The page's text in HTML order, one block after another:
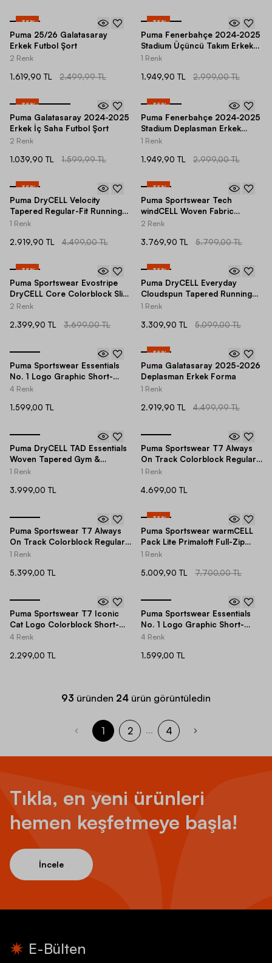
-35%
Puma 25/26 Galatasaray
Erkek Futbol Şort
2 Renk
1.619,90 TL 2.499,99 TL
-35%
Puma Fenerbahçe 2024-2025
Stadium Üçüncü Takım Erkek
Forma
1 Renk
1.949,90 TL 2.999,00 TL
-35%
Puma Galatasaray 2024-2025
Erkek İç Saha Futbol Şort
2 Renk
1.039,90 TL 1.599,99 TL
-35%
Puma Fenerbahçe 2024-2025
Stadium Deplasman Erkek
Forma
1 Renk
1.949,90 TL 2.999,00 TL
-35%
Puma DryCELL Velocity
Tapered Regular-Fit Running
Erkek Eşofman Altı
1 Renk
2.919,90 TL 4.499,00 TL
-35%
Puma Sportswear Tech
windCELL Woven Fabric
Unlined Regular-Fit Erkek
2 Renk
3.769,90 TL 5.799,00 TL
-35%
Puma Sportswear Evostripe
DryCELL Core Colorblock Slim
Cut Erkek Pantolon
2 Renk
2.399,90 TL 3.699,00 TL
-35%
Puma DryCELL Everyday
Cloudspun Tapered Running
Erkek Eşofman Altı
1 Renk
3.309,90 TL 5.099,00 TL
Puma Sportswear Essentials
No. 1 Logo Graphic Short-
Sleeve Erkek Tişört
4 Renk
1.599,00 TL
-35%
Puma Galatasaray 2025-2026
Deplasman Erkek Forma
1 Renk
2.919,90 TL 4.499,99 TL
Puma DryCELL TAD Essentials
Woven Tapered Gym &
Training Erkek Eşofman Altı
1 Renk
3.999,00 TL
Puma Sportswear T7 Always
On Track Colorblock Regular-
Fit Erkek Eşofman Altı
1 Renk
4.699,00 TL
Puma Sportswear T7 Always
On Track Colorblock Regular-
Fit Full-Zip Erkek Ceket
1 Renk
5.399,00 TL
-35%
Puma Sportswear warmCELL
Pack Lite Primaloft Full-Zip
Hoodie Erkek Mont
1 Renk
5.009,90 TL 7.700,00 TL
Puma Sportswear T7 Iconic
Cat Logo Colorblock Short-
Sleeve Erkek Tişört
4 Renk
2.299,00 TL
Puma Sportswear Essentials
No. 1 Logo Graphic Short-
Sleeve Erkek Tişört
4 Renk
1.599,00 TL
93 üründen 24 ürün görüntüledin
1 2 ... 4
Tıkla, en yeni ürünleri
hemen keşfetmeye başla!
İncele
E-Bülten